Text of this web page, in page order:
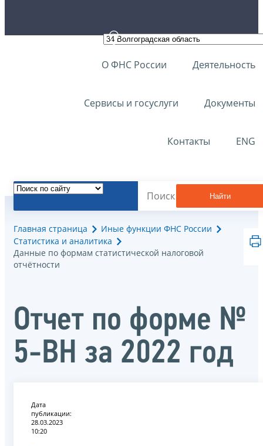
О ФНС России Деятельность
Сервисы и госуслуги Документы
Контакты ENG
Найти
Главная страница
Иные функции ФНС России
Статистика и аналитика
Данные по формам статистической налоговой
отчётности
Отчет по форме №
5-ВH за 2022 год
Дата
публикации:
28.03.2023
10:20